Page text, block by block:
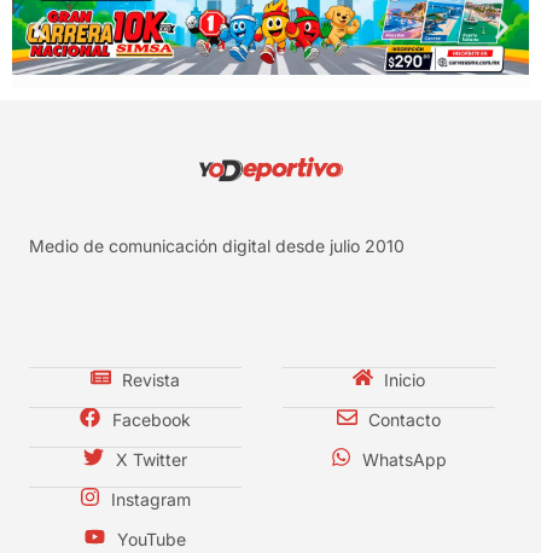
Medio de comunicación digital desde julio 2010
Revista
Facebook
X Twitter
Instagram
YouTube
Inicio
Contacto
WhatsApp